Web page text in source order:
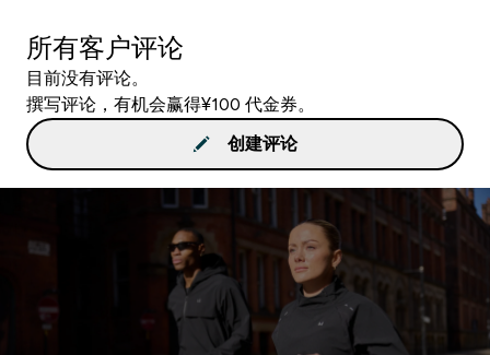
所有客户评论
目前没有评论。
撰写评论，有机会赢得¥100 代金券。
创建评论